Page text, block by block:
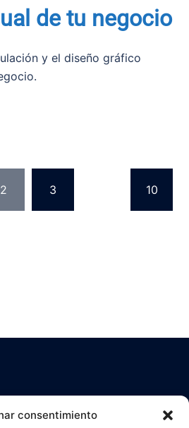
consentimiento
de tu negocio
y el diseño gráfico
2 3 10